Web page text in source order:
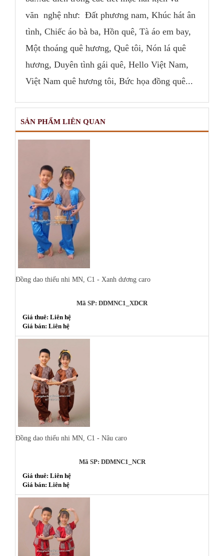
văn nghệ như: Đất phương nam, Khúc hát ân
tình, Chiếc áo bà ba, Hồn quê, Tà áo em bay,
Một thoáng quê hương, Quê tôi, Nón lá quê
hương, Duyên tình gái quê, Hello Việt Nam,
Việt Nam quê hương tôi, Bức họa đồng quê...
SẢN PHẨM LIÊN QUAN
Đồng dao thiếu nhi MN, C1 - Xanh dương caro
Mã SP: DDMNC1_XDCR
Giá thuê: Liên hệ
Giá bán: Liên hệ
Đồng dao thiếu nhi MN, C1 - Nâu caro
Mã SP: DDMNC1_NCR
Giá thuê: Liên hệ
Giá bán: Liên hệ